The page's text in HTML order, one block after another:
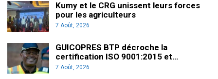
Kumy et le CRG unissent leurs forces
pour les agriculteurs
7 Août, 2026
GUICOPRES BTP décroche la
certification ISO 9001:2015 et…
7 Août, 2026